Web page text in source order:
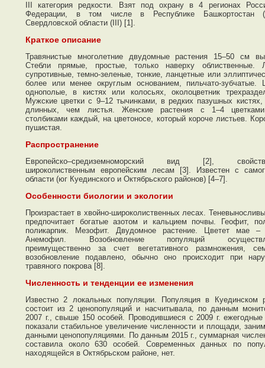
III категория редкости. Взят под охрану в 4 регионах
Федерации, в том числе в Республике Башкортостан
Свердловской области (III) [1].
Краткое описание
Травянистые многолетние двудомные растения 15–50 см
Стебли прямые, простые, только наверху облиственные.
супротивные, темно-зеленые, тонкие, ланцетные или
более или менее округлым основанием, пильчато-зубчатые.
однополые, в кистях или колосьях, околоцветник
Мужские цветки с 9–12 тычинками, в редких пазушных кистях,
длинных, чем листья. Женские растения с 1–4
столбиками каждый, на цветоносе, который короче листьев.
пушистая.
Распространение
Европейско–средиземноморский вид [2],
широколиственным европейским лесам [3]. Известен с
области (юг Куединского и Октябрьского районов) [4–7].
Особенности биологии и экологии
Произрастает в хвойно-широколиственных лесах.
предпочитает богатые азотом и кальцием почвы. Геофит,
поликарпик. Мезофит. Двудомное растение. Цветет мае –
Анемофил. Возобновление популяций
преимущественно за счет вегетативного размножения,
возобновление подавлено, обычно оно происходит при
травяного покрова [8].
Численность и тенденции ее изменения
Известно 2 локальных популяции. Популяция в Куединском
состоит из 2 ценопопуляций и насчитывала, по данным
2007 г., свыше 150 особей. Проводившиеся с 2009 г. ежегодные
показали стабильное увеличение численности и площади,
данными ценопопуляциями. По данным 2015 г., суммарная
составила около 630 особей. Современных данных по
находящейся в Октябрьском районе, нет.